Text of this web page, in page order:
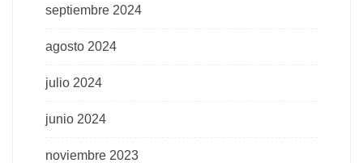
septiembre 2024
agosto 2024
julio 2024
junio 2024
noviembre 2023